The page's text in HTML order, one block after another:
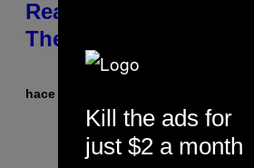
Reasons Couples End
Therapy, According to
hace 1 hora
Kill the ads for
just $2 a month